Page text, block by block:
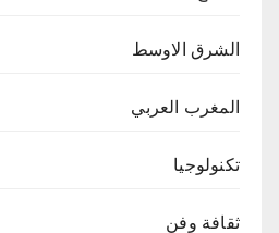
الشرق الاوسط
المغرب العربي
تكنولوجيا
ثقافة وفن